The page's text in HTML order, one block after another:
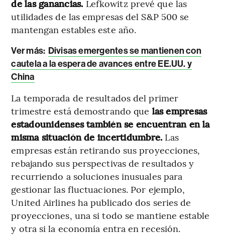
de las ganancias. Lefkowitz prevé que las
utilidades de las empresas del S&P 500 se
mantengan estables este año.
Ver más: Divisas emergentes se mantienen con
cautela a la espera de avances entre EE.UU. y
China
La temporada de resultados del primer
trimestre está demostrando que las empresas
estadounidenses también se encuentran en la
misma situación de incertidumbre. Las
empresas están retirando sus proyecciones,
rebajando sus perspectivas de resultados y
recurriendo a soluciones inusuales para
gestionar las fluctuaciones. Por ejemplo,
United Airlines ha publicado dos series de
proyecciones, una si todo se mantiene estable
y otra si la economía entra en recesión.